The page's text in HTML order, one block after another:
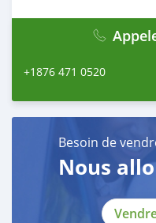
+1876 471 0520
Besoin de
Nous